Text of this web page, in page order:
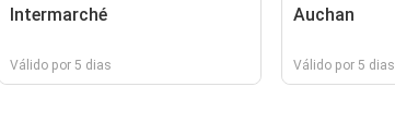
Intermarché
Válido por 5 dias
Auchan
Válido por 5 dias